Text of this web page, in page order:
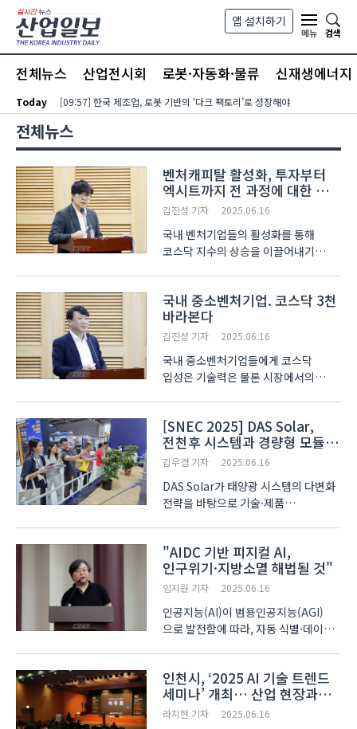
본문 바로가기
앱 설치하기
메뉴
검색
전체뉴스 산업전시회 로봇·자동화·물류 신재생에너지
Today [09:57] 한국 제조업, 로봇 기반의 ‘다크 팩토리’로 성장해야
전체뉴스
벤처캐피탈 활성화, 투자부터
엑시트까지 전 과정에 대한 손질
필요
김진성 기자 2025.06.16
국내 벤처기업들의 활성화를 통해
코스닥 지수의 상승을 이끌어내기
투자와 관련한 세제지원이 반드시
필요하다는 주장이 제기됐다. 16일
국회에서 열린 ‘코스닥 3000..
국내 중소벤처기업. 코스닥 3천
바라본다
김진성 기자 2025.06.16
국내 중소벤처기업들에게 코스닥
입성은 기술력은 물론 시장에서의
코스닥지수는 2000년 초 2천834pt로
정점을 찍은 뒤 1년도 채 못 가서 1/5도
못 되는 수준으로 내려앉았으며 지금..
[SNEC 2025] DAS Solar,
전천후 시스템과 경량형 모듈로
시장 대응 강화
김우겸 기자 2025.06.16
DAS Solar가 태양광 시스템의 다변화
전략을 바탕으로 기술·제품
열린 ‘SNEC PV+ 2025’에서 이 회사는
N타입 모듈을 중심으로 수면, 도시,
생태환경 등 다양한 설치 환경에..
"AIDC 기반 피지컬 AI,
인구위기·지방소멸 해법될 것"
임지원 기자 2025.06.16
인공지능(AI)이 범용인공지능(AGI)
으로 발전함에 따라, 자동 식별·데이터
함께 부각되고 있다. 한국경영인학회와
서범수 국민의힘 의원실은 16일
국회의원회관에서 '휴머노이드..
인천시, ‘2025 AI 기술 트렌드
세미나’ 개최… 산업 현장과
미래 전략 모색
라지현 기자 2025.06.16